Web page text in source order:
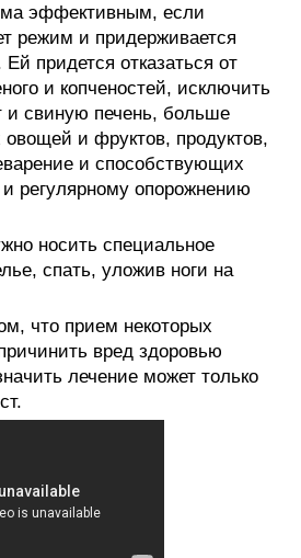
эффективным, если
режим и придерживается
Ей придется отказаться от
и копченостей, исключить
и свиную печень, больше
овощей и фруктов, продуктов,
и способствующих
регулярному опорожнению
носить специальное
спать, уложив ноги на
что прием некоторых
вред здоровью
лечение может только